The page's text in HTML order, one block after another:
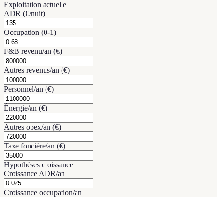
Exploitation actuelle
ADR (€/nuit)
Occupation (0-1)
F&B revenu/an (€)
Autres revenus/an (€)
Personnel/an (€)
Énergie/an (€)
Autres opex/an (€)
Taxe foncière/an (€)
Hypothèses croissance
Croissance ADR/an
Croissance occupation/an